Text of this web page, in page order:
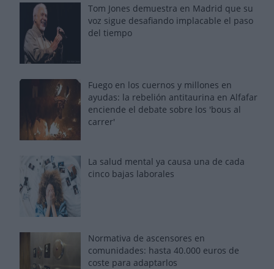
Tom Jones demuestra en Madrid que su
voz sigue desafiando implacable el paso
del tiempo
Fuego en los cuernos y millones en
ayudas: la rebelión antitaurina en Alfafar
enciende el debate sobre los 'bous al
carrer'
La salud mental ya causa una de cada
cinco bajas laborales
Normativa de ascensores en
comunidades: hasta 40.000 euros de
coste para adaptarlos